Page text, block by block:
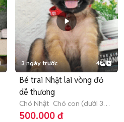
3 ngày trước 4
Bé trai Nhật lai vòng đỏ
dễ thương
Chó Nhật Chó con (dưới 3
tháng tuổi)
500.000 đ